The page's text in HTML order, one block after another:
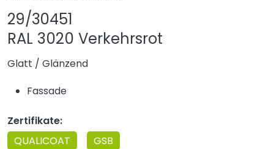
29/30451
RAL 3020 Verkehrsrot
Glatt / Glänzend
Fassade
Zertifikate:
QUALICOAT
GSB